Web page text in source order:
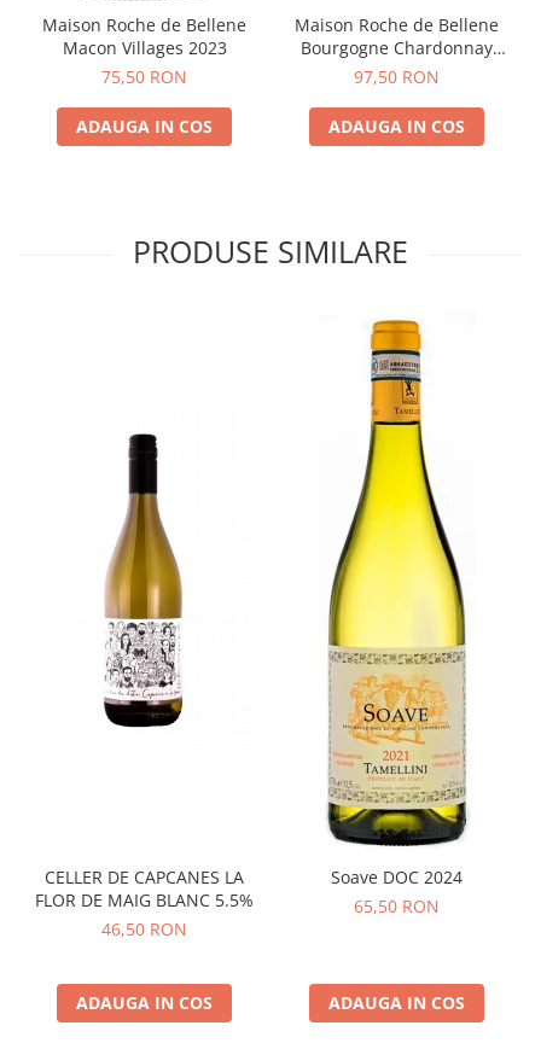
Maison Roche de Bellene
Macon Villages 2023
75,50 RON
ADAUGA IN COS
Maison Roche de Bellene
Bourgogne Chardonnay
Cuvee Reserve 2023
97,50 RON
ADAUGA IN COS
PRODUSE SIMILARE
CELLER DE CAPCANES LA
FLOR DE MAIG BLANC 5.5%
46,50 RON
ADAUGA IN COS
Soave DOC 2024
65,50 RON
ADAUGA IN COS